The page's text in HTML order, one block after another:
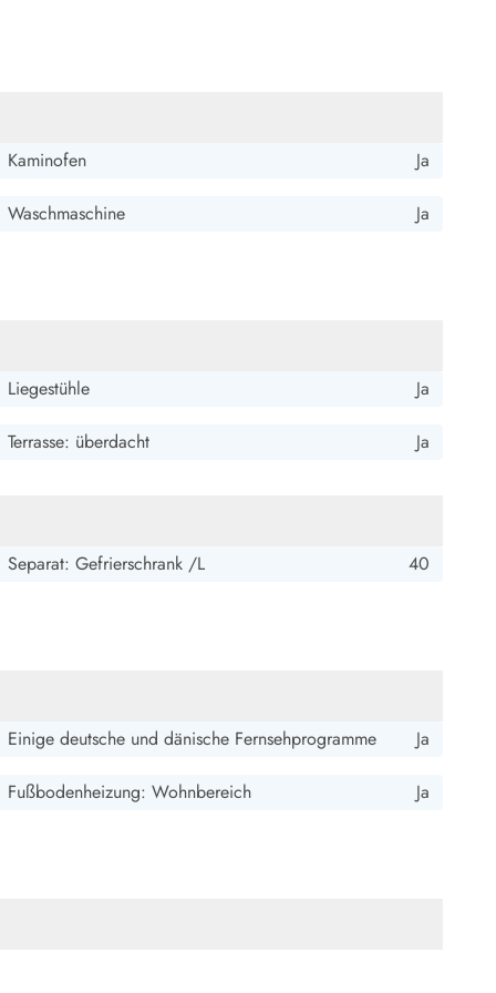
Kaminofen Ja
Waschmaschine Ja
Liegestühle Ja
Terrasse: überdacht Ja
Separat: Gefrierschrank /L 40
Einige deutsche und dänische Fernsehprogramme Ja
Fußbodenheizung: Wohnbereich Ja